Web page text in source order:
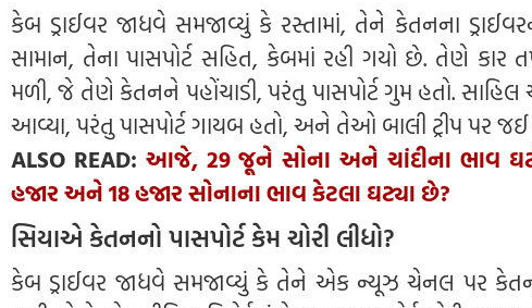
કેબ ડ્રાઈવર જાધવે સમજાવ્યું કે રસ્તામાં, તેને કેતનના
સામાન, તેના પાસપોર્ટ સહિત, કેબમાં રહી ગયો છે. તેણે
મળી, જે તેણે કેતનને પહોંચાડી, પરંતુ પાસપોર્ટ ગુમ હતો.
આવ્યા, પરંતુ પાસપોર્ટ ગાયબ હતો, અને તેઓ બાલી ટ્રીપ પર
ALSO READ: આજે, 29 જૂને સોના અને ચાંદીના ભાવ
હજાર અને 18 હજાર સોનાના ભાવ કેટલા ઘટ્યા છે?
સિયાએ કેતનનો પાસપોર્ટ કેમ ચોરી લીધો?
કેબ ડ્રાઈવર જાધવે સમજાવ્યું કે તેને એક ન્યૂઝ ચેનલ પર